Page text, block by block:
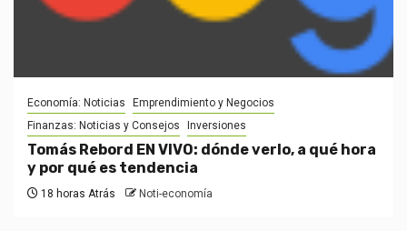
Economía: Noticias
Emprendimiento y Negocios
Finanzas: Noticias y Consejos
Inversiones
Tomás Rebord EN VIVO: dónde verlo, a qué hora
y por qué es tendencia
18 horas Atrás Noti-economía